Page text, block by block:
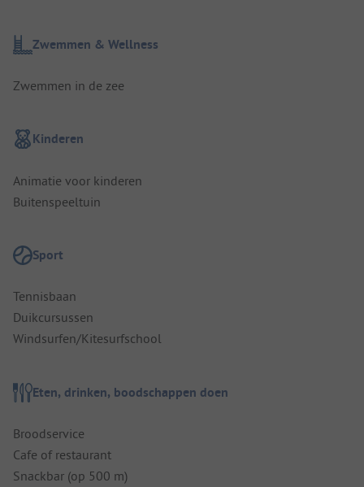
Zwemmen & Wellness
Zwemmen in de zee
Kinderen
Animatie voor kinderen
Buitenspeeltuin
Sport
Tennisbaan
Duikcursussen
Windsurfen/Kitesurfschool
Eten, drinken, boodschappen doen
Broodservice
Cafe of restaurant
Snackbar (op 500 m)